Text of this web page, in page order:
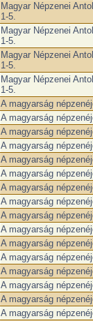
Magyar Népzenei
1-5.
Magyar Népzenei
1-5.
Magyar Népzenei
1-5.
Magyar Népzenei
1-5.
A magyarság
A magyarság
A magyarság
A magyarság
A magyarság
A magyarság
A magyarság
A magyarság
A magyarság
A magyarság
A magyarság
A magyarság
A magyarság
A magyarság
A magyarság
A magyarság